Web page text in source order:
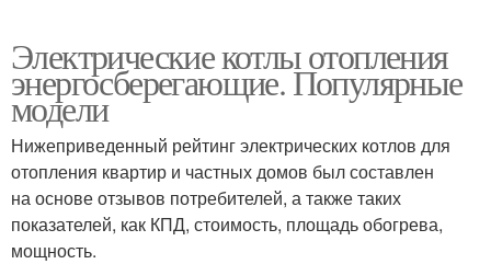
Электрические котлы отопления
энергосберегающие. Популярные
модели
Нижеприведенный рейтинг электрических котлов для
отопления квартир и частных домов был составлен
на основе отзывов потребителей, а также таких
показателей, как КПД, стоимость, площадь обогрева,
мощность.